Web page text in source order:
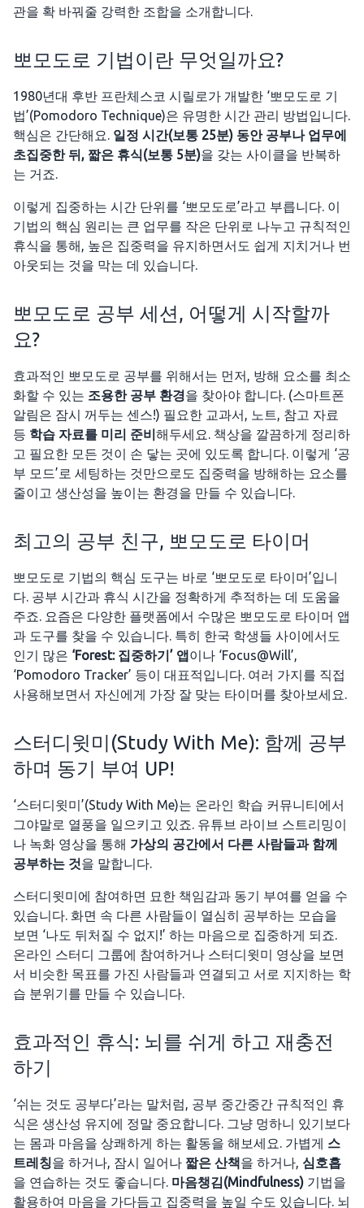
관을 확 바꿔줄 강력한 조합을 소개합니다.
뽀모도로 기법이란 무엇일까요?
1980년대 후반 프란체스코 시릴로가 개발한 ‘뽀모도로 기
법’(Pomodoro Technique)은 유명한 시간 관리 방법입니다.
핵심은 간단해요. 일정 시간(보통 25분) 동안 공부나 업무에
초집중한 뒤, 짧은 휴식(보통 5분)을 갖는 사이클을 반복하
는 거죠.
이렇게 집중하는 시간 단위를 ‘뽀모도로’라고 부릅니다. 이
기법의 핵심 원리는 큰 업무를 작은 단위로 나누고 규칙적인
휴식을 통해, 높은 집중력을 유지하면서도 쉽게 지치거나 번
아웃되는 것을 막는 데 있습니다.
뽀모도로 공부 세션, 어떻게 시작할까
요?
효과적인 뽀모도로 공부를 위해서는 먼저, 방해 요소를 최소
화할 수 있는 조용한 공부 환경을 찾아야 합니다. (스마트폰
알림은 잠시 꺼두는 센스!) 필요한 교과서, 노트, 참고 자료
등 학습 자료를 미리 준비해두세요. 책상을 깔끔하게 정리하
고 필요한 모든 것이 손 닿는 곳에 있도록 합니다. 이렇게 ‘공
부 모드’로 세팅하는 것만으로도 집중력을 방해하는 요소를
줄이고 생산성을 높이는 환경을 만들 수 있습니다.
최고의 공부 친구, 뽀모도로 타이머
뽀모도로 기법의 핵심 도구는 바로 ‘뽀모도로 타이머’입니
다. 공부 시간과 휴식 시간을 정확하게 추적하는 데 도움을
주죠. 요즘은 다양한 플랫폼에서 수많은 뽀모도로 타이머 앱
과 도구를 찾을 수 있습니다. 특히 한국 학생들 사이에서도
인기 많은 ‘Forest: 집중하기’ 앱이나 ‘Focus@Will’,
‘Pomodoro Tracker’ 등이 대표적입니다. 여러 가지를 직접
사용해보면서 자신에게 가장 잘 맞는 타이머를 찾아보세요.
스터디윗미(Study With Me): 함께 공부
하며 동기 부여 UP!
‘스터디윗미’(Study With Me)는 온라인 학습 커뮤니티에서
그야말로 열풍을 일으키고 있죠. 유튜브 라이브 스트리밍이
나 녹화 영상을 통해 가상의 공간에서 다른 사람들과 함께
공부하는 것을 말합니다.
스터디윗미에 참여하면 묘한 책임감과 동기 부여를 얻을 수
있습니다. 화면 속 다른 사람들이 열심히 공부하는 모습을
보면 ‘나도 뒤처질 수 없지!’ 하는 마음으로 집중하게 되죠.
온라인 스터디 그룹에 참여하거나 스터디윗미 영상을 보면
서 비슷한 목표를 가진 사람들과 연결되고 서로 지지하는 학
습 분위기를 만들 수 있습니다.
효과적인 휴식: 뇌를 쉬게 하고 재충전
하기
‘쉬는 것도 공부다’라는 말처럼, 공부 중간중간 규칙적인 휴
식은 생산성 유지에 정말 중요합니다. 그냥 멍하니 있기보다
는 몸과 마음을 상쾌하게 하는 활동을 해보세요. 가볍게 스
트레칭을 하거나, 잠시 일어나 짧은 산책을 하거나, 심호흡
을 연습하는 것도 좋습니다. 마음챙김(Mindfulness) 기법을
활용하여 마음을 가다듬고 집중력을 높일 수도 있습니다. 뇌